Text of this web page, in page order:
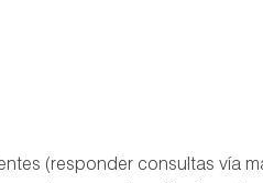
(responder consultas vía